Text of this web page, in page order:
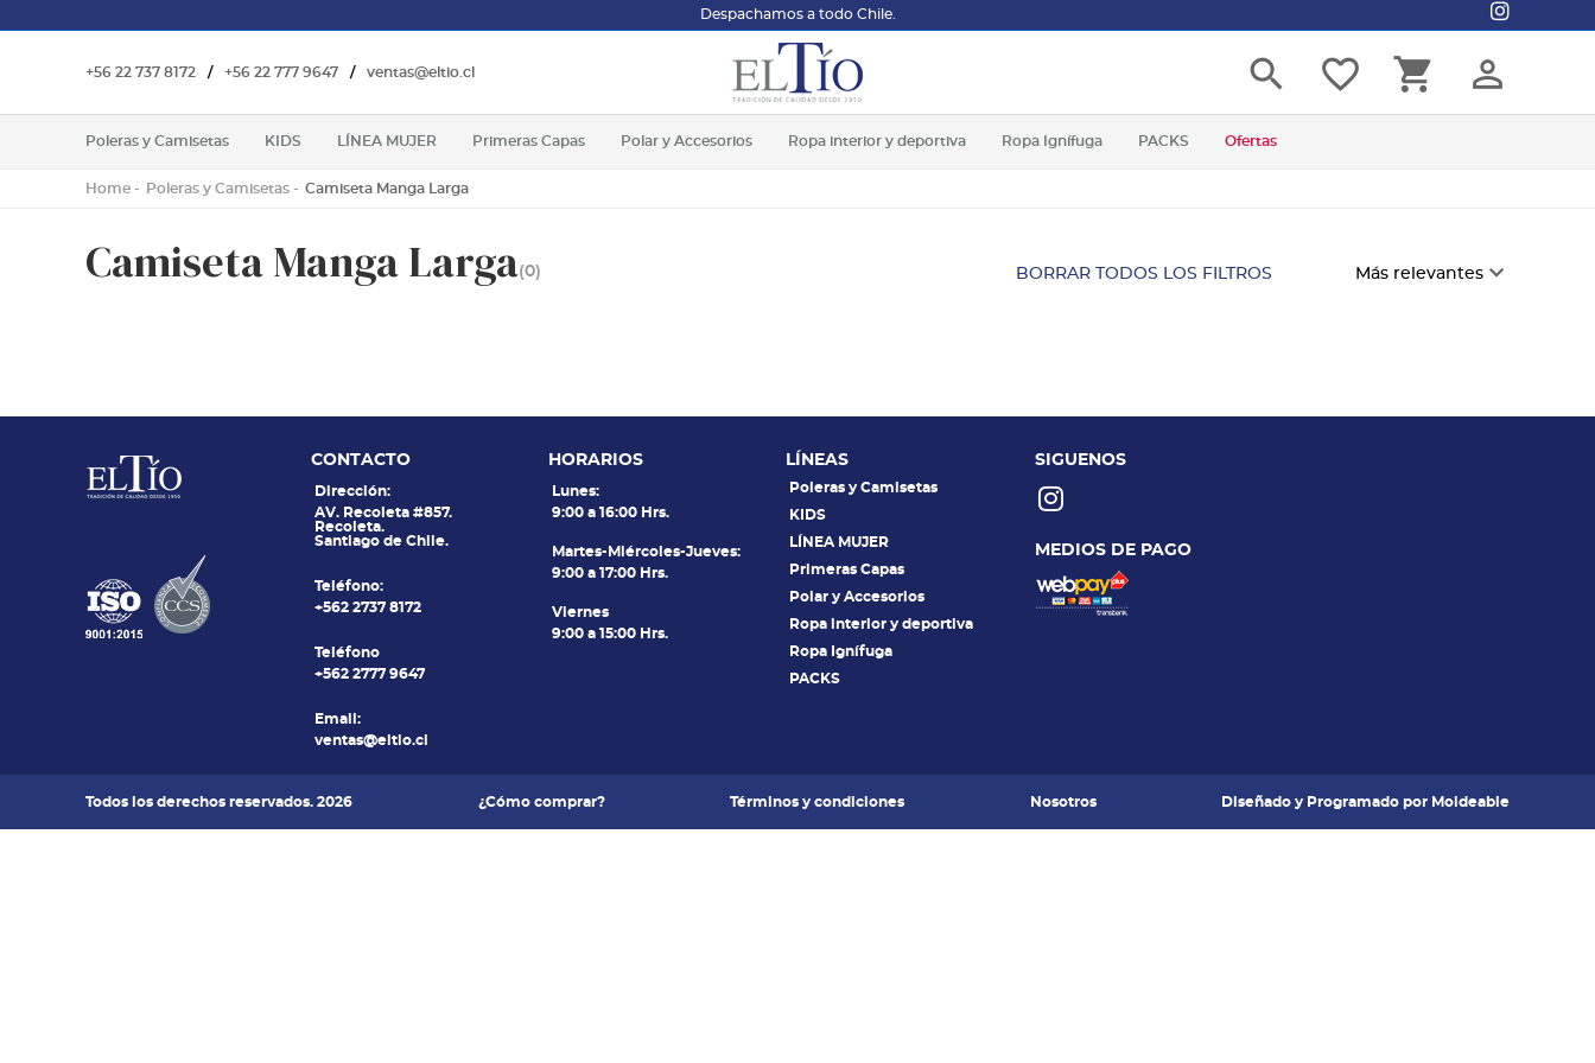
Despachamos a todo Chile.
+56 22 737 8172 / +56 22 777 9647 / ventas@eltio.cl person_outline
shopping_cart
favorite_border
search
Poleras y Camisetas KIDS LÍNEA MUJER Primeras Capas Polar y Accesorios Ropa interior y deportiva Ropa Ignífuga PACKS Ofertas
Home Poleras y Camisetas Camiseta Manga Larga
Camiseta Manga Larga(0) Más relevantes
BORRAR TODOS LOS FILTROS
CONTACTO
Dirección:
AV. Recoleta #857.
Recoleta.
Santiago de Chile.
Teléfono:
+562 2737 8172
Teléfono
+562 2777 9647
Email:
ventas@eltio.cl
HORARIOS
Lunes:
9:00 a 16:00 Hrs.
Martes-Miércoles-Jueves:
9:00 a 17:00 Hrs.
Viernes
9:00 a 15:00 Hrs.
LÍNEAS
Poleras y Camisetas
KIDS
LÍNEA MUJER
Primeras Capas
Polar y Accesorios
Ropa interior y deportiva
Ropa Ignífuga
PACKS
SIGUENOS
MEDIOS DE PAGO
Todos los derechos reservados. 2026 ¿Cómo comprar? Términos y condiciones Nosotros Diseñado y Programado por Moldeable